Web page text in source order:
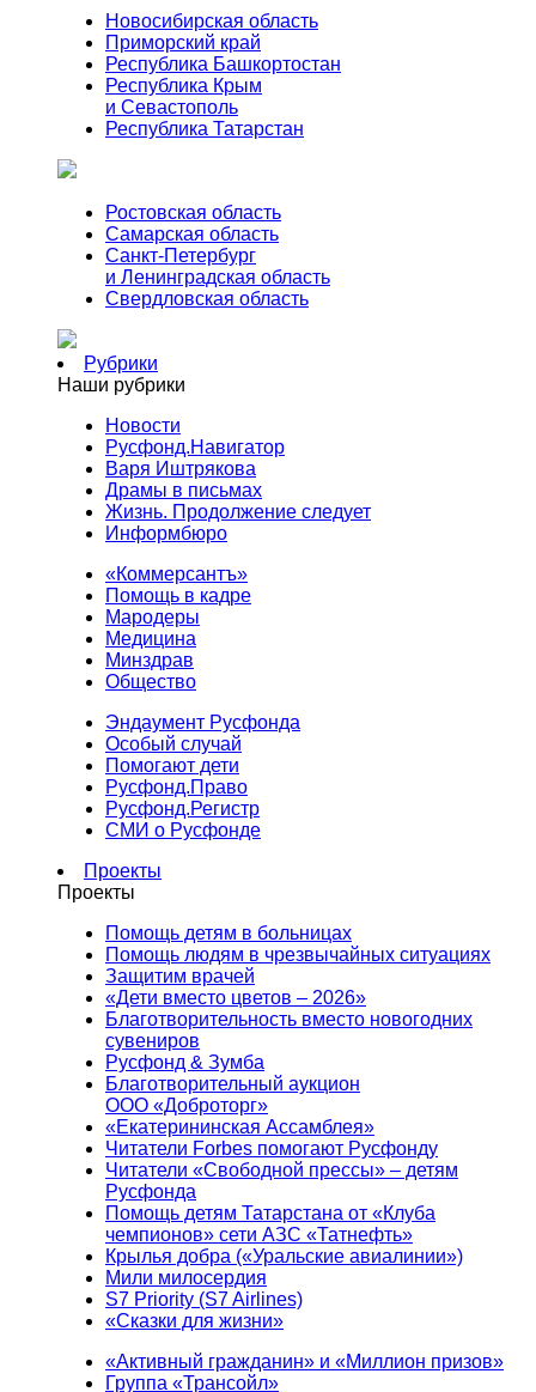
Новосибирская область
Приморский край
Республика Башкортостан
Республика Крым
и Севастополь
Республика Татарстан
Ростовская область
Самарская область
Санкт-Петербург
и Ленинградская область
Свердловская область
Рубрики
Наши рубрики
Новости
Русфонд.Навигатор
Варя Иштрякова
Драмы в письмах
Жизнь. Продолжение следует
Информбюро
«Коммерсантъ»
Помощь в кадре
Мародеры
Медицина
Минздрав
Общество
Эндаумент Русфонда
Особый случай
Помогают дети
Русфонд.Право
Русфонд.Регистр
СМИ о Русфонде
Проекты
Проекты
Помощь детям в больницах
Помощь людям в чрезвычайных ситуациях
Защитим врачей
«Дети вместо цветов – 2026»
Благотворительность вместо новогодних
сувениров
Русфонд & Зумба
Благотворительный аукцион
ООО «Доброторг»
«Екатерининская Ассамблея»
Читатели Forbes помогают Русфонду
Читатели «Свободной прессы» – детям
Русфонда
Помощь детям Татарстана от «Клуба
чемпионов» сети АЗС «Татнефть»
Крылья добра («Уральские авиалинии»)
Мили милосердия
S7 Priority (S7 Airlines)
«Сказки для жизни»
«Активный гражданин» и «Миллион призов»
Группа «Трансойл»